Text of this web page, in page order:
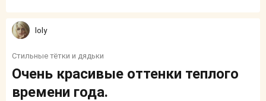
loly
Стильные тётки и дядьки
Очень красивые оттенки теплого
времени года.